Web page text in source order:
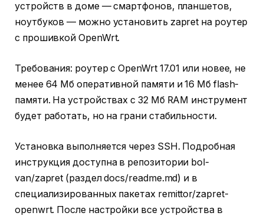
устройств в доме — смартфонов, планшетов,
ноутбуков — можно установить zapret на роутер
с прошивкой OpenWrt.
Требования: роутер с OpenWrt 17.01 или новее, не
менее 64 Мб оперативной памяти и 16 Мб flash-
памяти. На устройствах с 32 Мб RAM инструмент
будет работать, но на грани стабильности.
Установка выполняется через SSH. Подробная
инструкция доступна в репозитории bol-
van/zapret (раздел docs/readme.md) и в
специализированных пакетах remittor/zapret-
openwrt. После настройки все устройства в